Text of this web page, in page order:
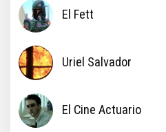
El Fett
Uriel Salvador
El Cine Actuario